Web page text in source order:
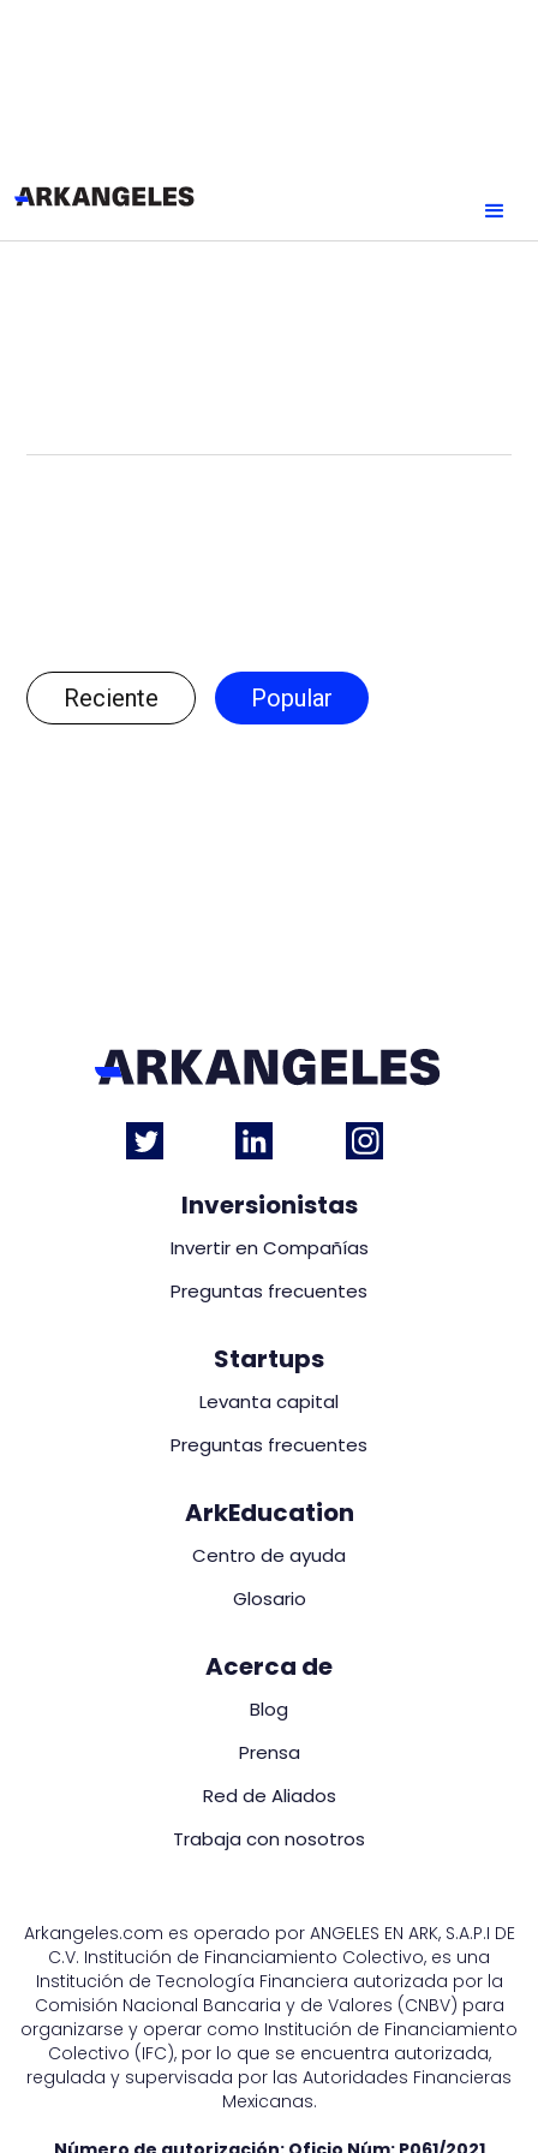
Reciente Popular
Inversionistas
Invertir en Compañías
Preguntas frecuentes
Startups
Levanta capital
Preguntas frecuentes
ArkEducation
Centro de ayuda
Glosario
Acerca de
Blog
Prensa
Red de Aliados
Trabaja con nosotros
Arkangeles.com es operado por ANGELES EN ARK, S.A.P.I DE
C.V. Institución de Financiamiento Colectivo, es una
Institución de Tecnología Financiera autorizada por la
Comisión Nacional Bancaria y de Valores (CNBV) para
organizarse y operar como Institución de Financiamiento
Colectivo (IFC), por lo que se encuentra autorizada,
regulada y supervisada por las Autoridades Financieras
Mexicanas.